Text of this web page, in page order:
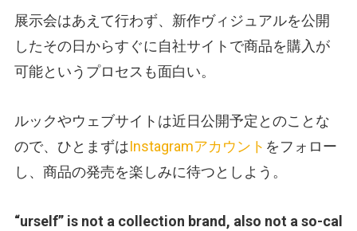
展示会はあえて行わず、新作ヴィジュアルを公開
したその日からすぐに自社サイトで商品を購入が
可能というプロセスも面白い。
ルックやウェブサイトは近日公開予定とのことな
ので、ひとまずはInstagramアカウント をフォロー
し、商品の発売を楽しみに待つとしよう。
“urself” is not a collection brand, also not a so-cal